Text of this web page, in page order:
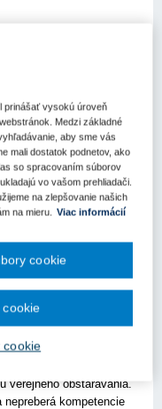
žiadosťou o metodické
Z.z. o verejnom
zákonov v znení
obstarávaní“).
cit.:
verejného
dodávke elektriny,
za odchýlku na dobu
ustanovenie o
metodické
verejného obstarávania.
kompetencie
prinášať vysokú úroveň
Medzi základné
aby sme vás
mali dostatok podnetov, ako
so spracovaním súborov
vo vašom prehliadači.
na zlepšovanie našich
na mieru.
Viac informácií
cookie
cookie
cookie